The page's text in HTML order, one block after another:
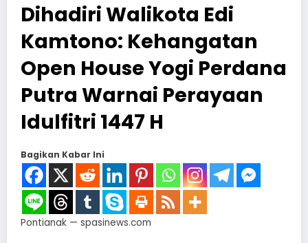
Dihadiri Walikota Edi
Kamtono: Kehangatan
Open House Yogi Perdana
Putra Warnai Perayaan
Idulfitri 1447 H
Bagikan Kabar Ini
Pontianak — spasinews.com